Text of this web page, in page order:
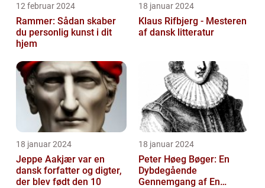
12 februar 2024
Rammer: Sådan skaber
du personlig kunst i dit
hjem
18 januar 2024
Klaus Rifbjerg - Mesteren
af dansk litteratur
18 januar 2024
Jeppe Aakjær var en
dansk forfatter og digter,
der blev født den 10
18 januar 2024
Peter Høeg Bøger: En
Dybdegående
Gennemgang af En